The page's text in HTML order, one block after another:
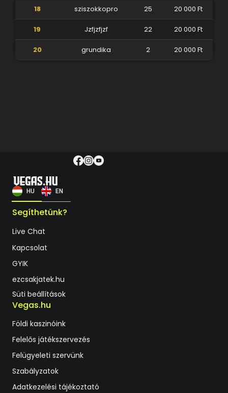
18 sziszokkopro 25 20 000 Ft
19 Jzfjzfjzf 22 20 000 Ft
20 grundika 2 20 000 Ft
Segíthetünk?
Live Chat
Kapcsolat
GYIK
ezcsakjatek.hu
Süti beállítások
Vegas.hu
Földi kaszinóink
Felelős játékszervezés
Felügyeleti szervünk
Szabályzatok
Adatkezelési tájékoztató
HU EN